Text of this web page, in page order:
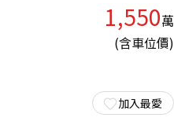
1,550萬
(含車位價)
加入最愛